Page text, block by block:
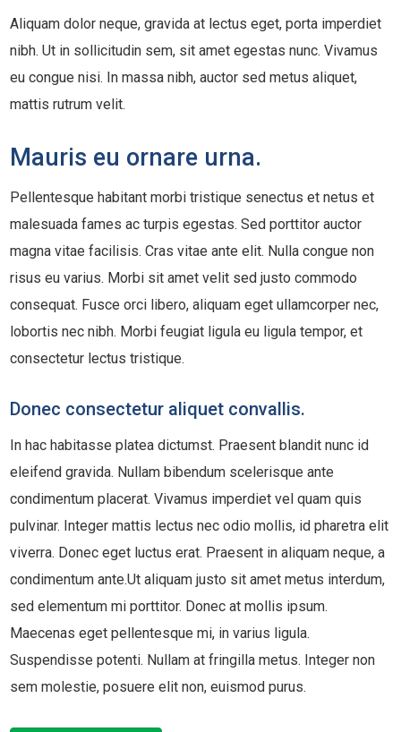
Aliquam dolor neque, gravida at lectus eget, porta imperdiet
nibh. Ut in sollicitudin sem, sit amet egestas nunc. Vivamus
eu congue nisi. In massa nibh, auctor sed metus aliquet,
mattis rutrum velit.
Mauris eu ornare urna.
Pellentesque habitant morbi tristique senectus et netus et
malesuada fames ac turpis egestas. Sed porttitor auctor
magna vitae facilisis. Cras vitae ante elit. Nulla congue non
risus eu varius. Morbi sit amet velit sed justo commodo
consequat. Fusce orci libero, aliquam eget ullamcorper nec,
lobortis nec nibh. Morbi feugiat ligula eu ligula tempor, et
consectetur lectus tristique.
Donec consectetur aliquet convallis.
In hac habitasse platea dictumst. Praesent blandit nunc id
eleifend gravida. Nullam bibendum scelerisque ante
condimentum placerat. Vivamus imperdiet vel quam quis
pulvinar. Integer mattis lectus nec odio mollis, id pharetra elit
viverra. Donec eget luctus erat. Praesent in aliquam neque, a
condimentum ante.Ut aliquam justo sit amet metus interdum,
sed elementum mi porttitor. Donec at mollis ipsum.
Maecenas eget pellentesque mi, in varius ligula.
Suspendisse potenti. Nullam at fringilla metus. Integer non
sem molestie, posuere elit non, euismod purus.